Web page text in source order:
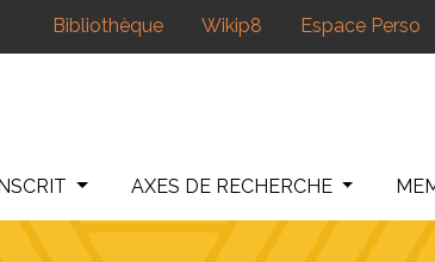
Bibliothèque Wikip8 Espace Perso
AXES DE RECHERCHE